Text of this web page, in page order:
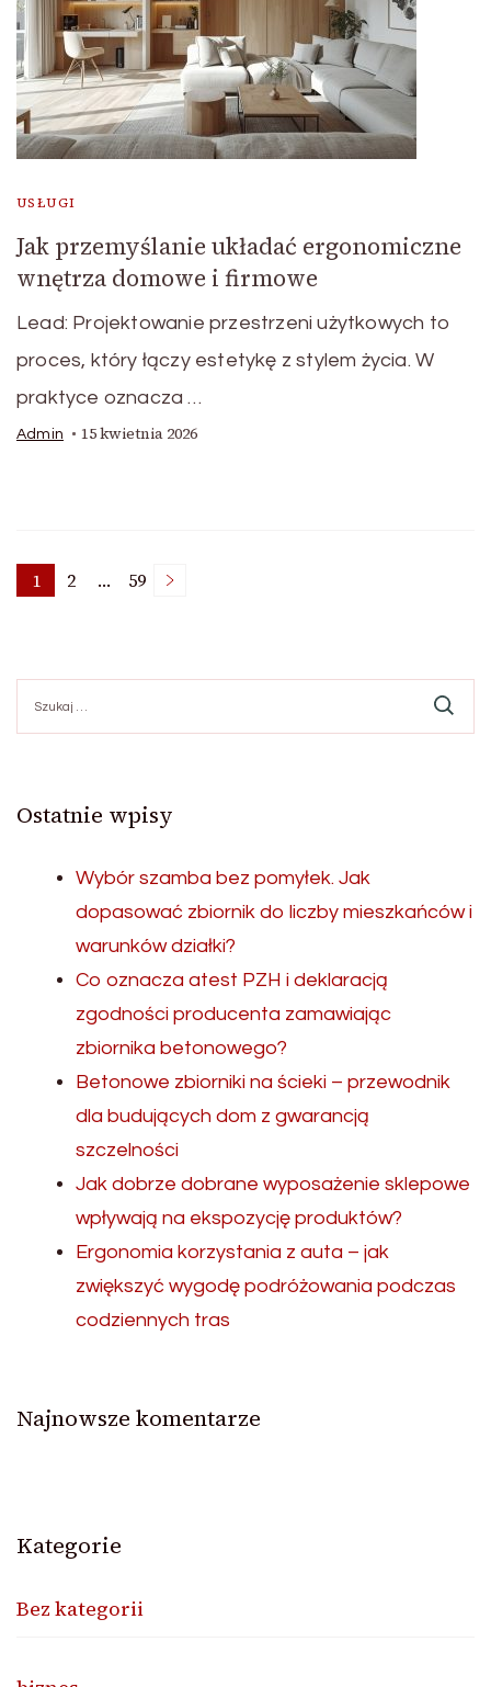
USŁUGI
Jak przemyślanie układać ergonomiczne
wnętrza domowe i firmowe
Lead: Projektowanie przestrzeni użytkowych to
proces, który łączy estetykę z stylem życia. W
praktyce oznacza …
Admin 15 kwietnia 2026
Nawigacja
po
wpisach
Page
1 Page
2 … Page
59
Ostatnie wpisy
Wybór szamba bez pomyłek. Jak
dopasować zbiornik do liczby mieszkańców i
warunków działki?
Co oznacza atest PZH i deklaracją
zgodności producenta zamawiając
zbiornika betonowego?
Betonowe zbiorniki na ścieki – przewodnik
dla budujących dom z gwarancją
szczelności
Jak dobrze dobrane wyposażenie sklepowe
wpływają na ekspozycję produktów?
Ergonomia korzystania z auta – jak
zwiększyć wygodę podróżowania podczas
codziennych tras
Najnowsze komentarze
Kategorie
Bez kategorii